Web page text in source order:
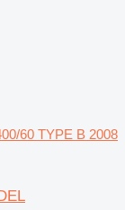
60 TYPE B 2008